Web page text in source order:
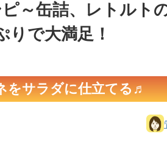
～缶詰、レトルト
りで大満足！
をサラダに仕立てる♬